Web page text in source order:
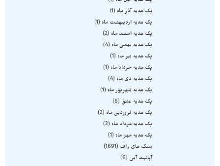
پک هدیه آذر ماه
1
پک هدیه اردیبهشت ماه
1
پک هدیه اسفند ماه
2
پک هدیه بهمن ماه
4
پک هدیه تیر ماه
1
پک هدیه خرداد ماه
1
پک هدیه دی ماه
4
پک هدیه شهریور ماه
1
پک هدیه عشق
6
پک هدیه فروردین ماه
2
پک هدیه مرداد ماه
2
پک هدیه مهر ماه
1
سنگ های راف
1691
آپاتیت آبی
6